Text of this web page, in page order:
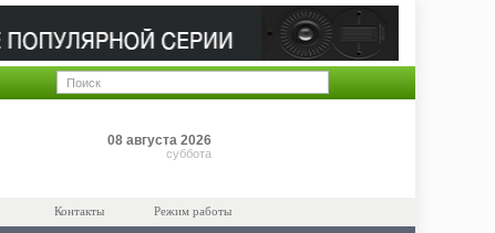
08 августа 2026
суббота
Контакты Режим работы